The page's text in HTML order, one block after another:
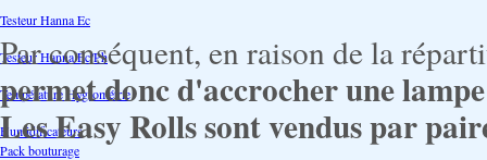
Testeur Hanna Ec
Testeur Hanna Ec/Ph
Température Hygrométrie
Humidificateurs
Pack bouturage
Par conséquent, en raison de la
permet donc d'accrocher une
Les Easy Rolls sont vendus par